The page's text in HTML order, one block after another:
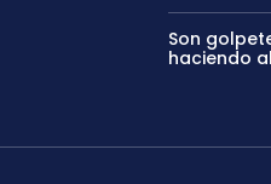
Son
haciendo